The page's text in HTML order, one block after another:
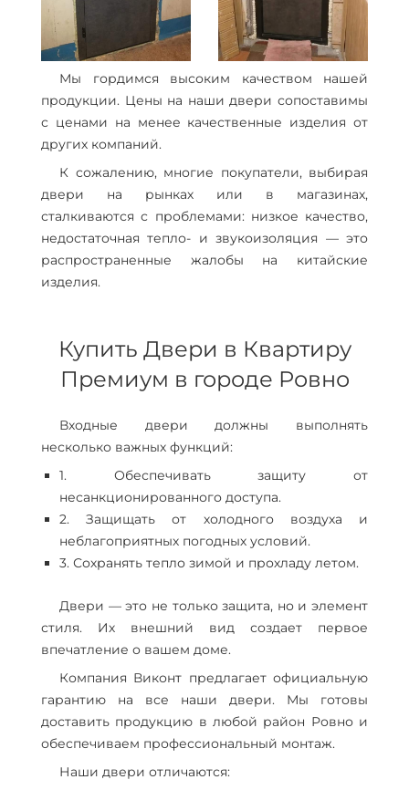
Мы гордимся высоким качеством нашей
продукции. Цены на наши двери сопоставимы
с ценами на менее качественные изделия от
других компаний.
К сожалению, многие покупатели, выбирая
двери на рынках или в магазинах,
сталкиваются с проблемами: низкое качество,
недостаточная тепло- и звукоизоляция — это
распространенные жалобы на китайские
изделия.
Купить Двери в Квартиру
Премиум в городе Ровно
Входные двери должны выполнять
несколько важных функций:
1. Обеспечивать защиту от
несанкционированного доступа.
2. Защищать от холодного воздуха и
неблагоприятных погодных условий.
3. Сохранять тепло зимой и прохладу летом.
Двери — это не только защита, но и элемент
стиля. Их внешний вид создает первое
впечатление о вашем доме.
Компания Виконт предлагает официальную
гарантию на все наши двери. Мы готовы
доставить продукцию в любой район Ровно и
обеспечиваем профессиональный монтаж.
Наши двери отличаются: